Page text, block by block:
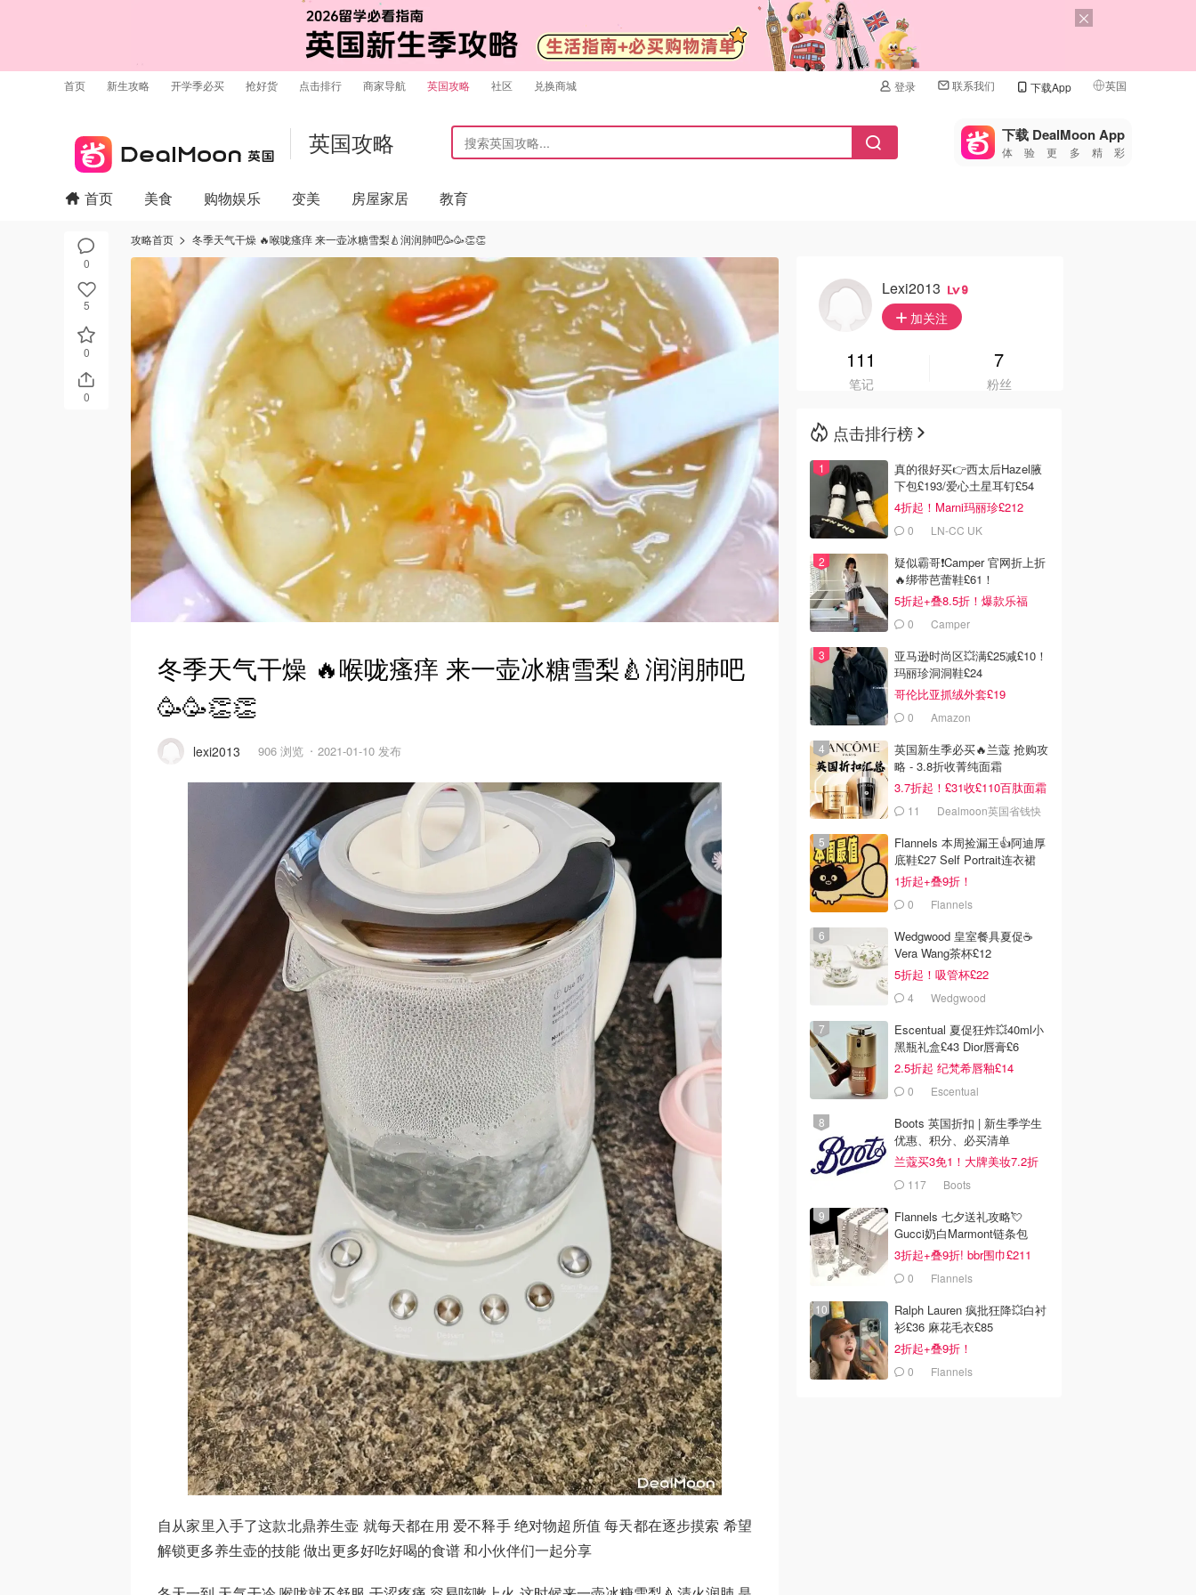
首页 新生攻略 开学季必买 抢好货 点击排行 商家导航 英国攻略 社区 兑换商城 登录 联系我们 下载App 英国
🇺🇸
🇨🇳 中国
🇦🇺
英国攻略 下载 DealMoon App
体验更多精彩
0
5
0
0
首页 美食 购物娱乐 变美 房屋家居 教育
攻略首页 冬季天气干燥 🔥喉咙瘙痒 来一壶冰糖雪梨🍐润润肺吧🥳🥳👏👏
冬季天气干燥 🔥喉咙瘙痒 来一壶冰糖雪梨🍐润润肺吧
🥳🥳👏👏
lexi2013 906 浏览 2021-01-10 发布
自从家里入手了这款北鼎养生壶 就每天都在用 爱不释手 绝对物超所值 每天都在逐步摸索 希望
解锁更多养生壶的技能 做出更多好吃好喝的食谱 和小伙伴们一起分享
Lexi2013 9
加关注
111
笔记
7
粉丝
点击排行榜
真的很好买👉西太后Hazel腋
下包£193/爱心土星耳钉£54
4折起！Marni玛丽珍£212
0 LN-CC UK
疑似霸哥❗️Camper 官网折上折
🔥绑带芭蕾鞋£61！
5折起+叠8.5折！爆款乐福
£68！
0 Camper
亚马逊时尚区💥满£25减£10！
玛丽珍洞洞鞋£24
哥伦比亚抓绒外套£19
0 Amazon
英国新生季必买🔥兰蔻 抢购攻
略 - 3.8折收菁纯面霜
3.7折起！£31收£110百肽面霜
套装
11
Dealmoon英国省钱快
Flannels 本周捡漏王👍阿迪厚
底鞋£27 Self Portrait连衣裙
£63
1折起+叠9折！
0 Flannels
Wedgwood 皇室餐具夏促☕️
Vera Wang茶杯£12
5折起！吸管杯£22
4 Wedgwood
Escentual 夏促狂炸💥40ml小
黑瓶礼盒£43 Dior唇膏£6
2.5折起 纪梵希唇釉£14
0 Escentual
Boots 英国折扣 | 新生季学生
优惠、积分、必买清单
兰蔻买3免1！大牌美妆7.2折
117 Boots
Flannels 七夕送礼攻略💘
Gucci奶白Marmont链条包
£719
3折起+叠9折! bbr围巾£211
0 Flannels
Ralph Lauren 疯批狂降💥白衬
衫£36 麻花毛衣£85
2折起+叠9折！
0 Flannels